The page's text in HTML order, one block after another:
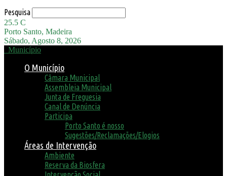
Pesquisa
25.5 C
Porto Santo, Madeira
Sábado, Agosto 8, 2026
Município
O Município
Câmara Municipal
Assembleia Municipal
Junta de Freguesia
Canal de Denúncia
Participa
Porto Santo é nosso
Sugestões/Reclamações/Elogios
Áreas de Intervenção
Ambiente
Reserva da Biosfera